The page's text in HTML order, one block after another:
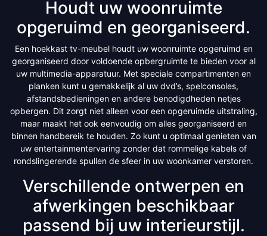
Houdt uw woonruimte
opgeruimd en georganiseerd.
Een hoekkast tv-meubel houdt uw woonruimte opgeruimd en
georganiseerd door voldoende opbergruimte te bieden voor al
uw multimedia-apparatuur. Met speciale compartimenten en
planken kunt u gemakkelijk al uw dvd’s, spelconsoles,
afstandsbedieningen en andere benodigdheden netjes
opbergen. Dit zorgt niet alleen voor een opgeruimde uitstraling,
maar maakt het ook eenvoudig om alles georganiseerd en
binnen handbereik te houden. Zo kunt u optimaal genieten van
uw entertainmentervaring zonder dat rommelige kabels of
rondslingerende spullen de sfeer in uw woonkamer verstoren.
Verschillende ontwerpen en
afwerkingen beschikbaar
passend bij uw interieurstijl.